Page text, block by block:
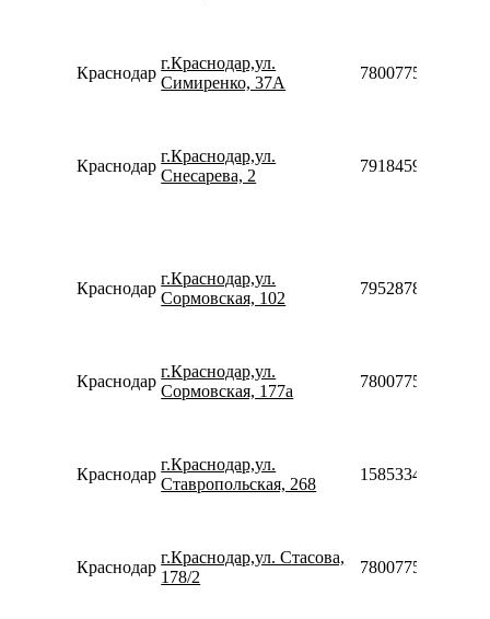
Краснодар
г.Краснодар,ул.
Симиренко, 37А
78007753553
Краснодар
г.Краснодар,ул.
Снесарева, 2
79184591758
Краснодар
г.Краснодар,ул.
Сормовская, 102
79528787677
Краснодар
г.Краснодар,ул.
Сормовская, 177а
78007753553
Краснодар
г.Краснодар,ул.
Ставропольская, 268
158533411615
Краснодар
г.Краснодар,ул. Стасова,
178/2
78007753553